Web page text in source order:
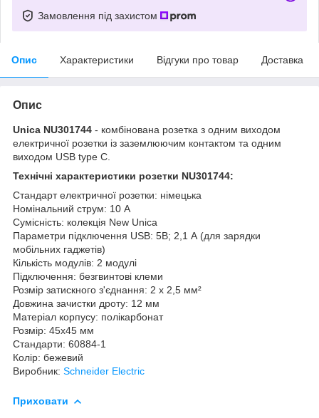
Замовлення під захистом
Опис Характеристики Відгуки про товар Доставка
Опис
Unica NU301744 - комбінована розетка з одним виходом
електричної розетки із заземлюючим контактом та одним
виходом USB type C.
Технічні характеристики розетки NU301744:
Стандарт електричної розетки: німецька
Номінальний струм: 10 А
Сумісність: колекція New Unica
Параметри підключення USB: 5В; 2,1 А (для зарядки
мобільних гаджетів)
Кількість модулів: 2 модулі
Підключення: безгвинтові клеми
Розмір затискного з'єднання: 2 x 2,5 мм²
Довжина зачистки дроту: 12 мм
Матеріал корпусу: полікарбонат
Розмір: 45х45 мм
Стандарти: 60884-1
Колір: бежевий
Виробник: Schneider Electric
Приховати